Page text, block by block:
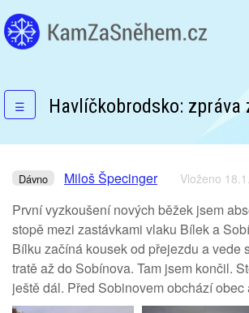
☰ Havlíčkobrodsko: zpráva
Dávno Miloš Špecinger Vloženo
První vyzkoušení nových běžek jsem
stopě mezi zastávkami vlaku Bílek a
Bílku začíná kousek od přejezdu a vede
tratě až do Sobínova. Tam jsem končil.
ještě dál. Před Sobinovem obchází obec